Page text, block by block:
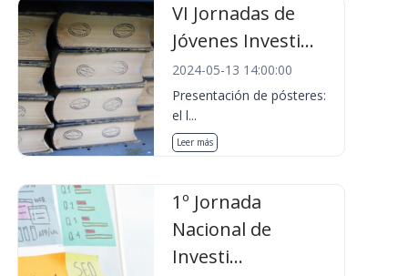
VI Jornadas de
Jóvenes Investi...
2024-05-13 14:00:00
Presentación de pósteres:
el l...
Leer más
1º Jornada
Nacional de
Investi...